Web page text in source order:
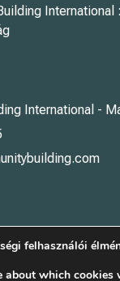
International :
International -
felhasználói
about which cookies